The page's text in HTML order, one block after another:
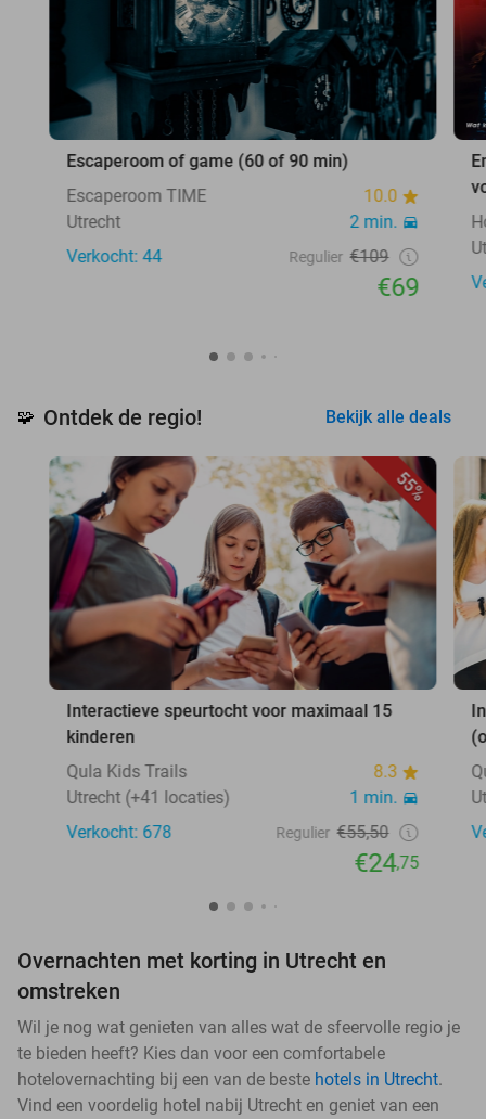
Escaperoom of game (60 of 90 min)
Escaperoom TIME
10.0
Utrecht
2 min.
Verkocht: 44
Regulier €109
€69
🧩 Ontdek de regio! Bekijk alle deals
55%
Interactieve speurtocht voor maximaal 15
kinderen
Qula Kids Trails
8.3
Utrecht (+41 locaties)
1 min.
Verkocht: 678
Regulier €55,50
€24,75
Overnachten met korting in Utrecht en
omstreken
Wil je nog wat genieten van alles wat de sfeervolle regio je
te bieden heeft? Kies dan voor een comfortabele
hotelovernachting bij een van de beste hotels in Utrecht.
Vind een voordelig hotel nabij Utrecht en geniet van een